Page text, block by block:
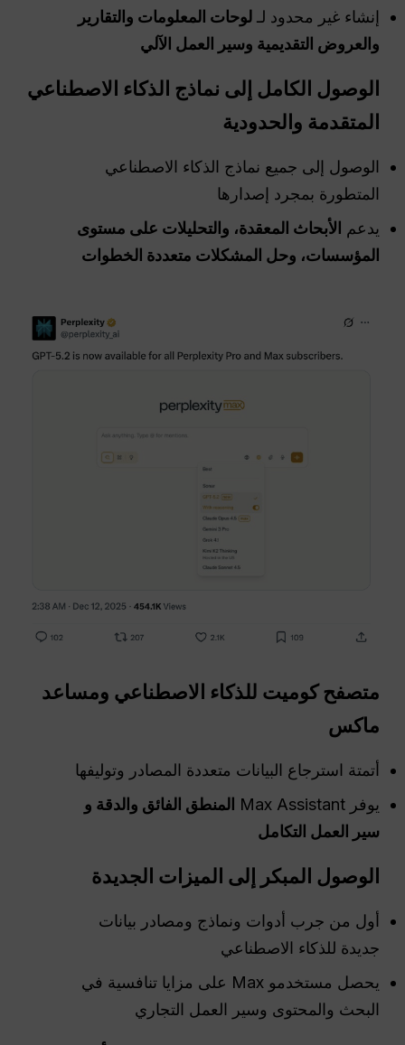
إنشاء غير محدود لـلوحات المعلومات والتقارير
والعروض التقديمية وسير العمل الآلي
الوصول الكامل إلى نماذج الذكاء الاصطناعي
المتقدمة والحدودية
الوصول إلى جميع نماذج الذكاء الاصطناعي
المتطورة بمجرد إصدارها
يدعم الأبحاث المعقدة، والتحليلات على مستوى
المؤسسات، وحل المشكلات متعددة الخطوات
متصفح كوميت للذكاء الاصطناعي ومساعد
ماكس
أتمتة استرجاع البيانات متعددة المصادر وتوليفها
يوفر Max Assistant
المنطق الفائق والدقة و
سير العمل التكامل
الوصول المبكر إلى الميزات الجديدة
أول من جرب أدوات ونماذج ومصادر بيانات
جديدة للذكاء الاصطناعي
يحصل مستخدمو Max على مزايا تنافسية في
البحث والمحتوى وسير العمل التجاري